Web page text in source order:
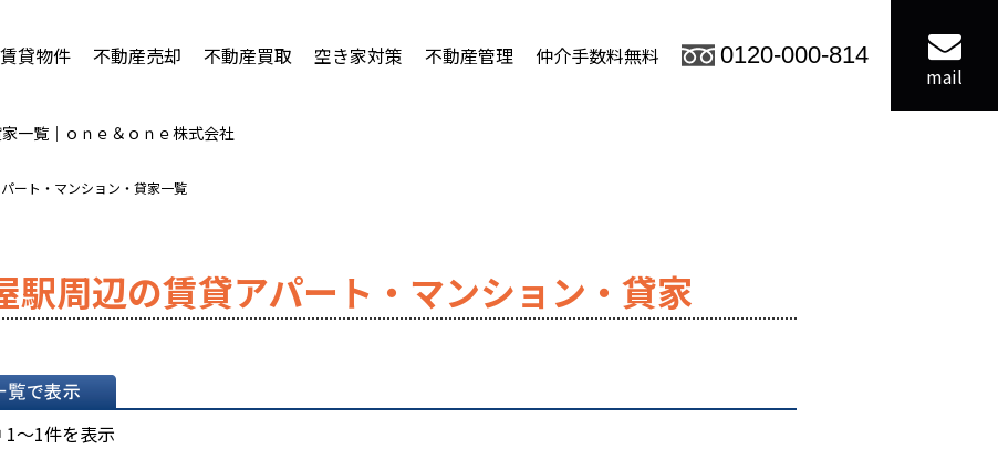
賃貸物件 不動産売却 不動産買取 空き家対策 不動産管理 仲介手数料無料 0120-000-814
mail
一覧｜ｏｎｅ＆ｏｎｅ株式会社
ート・マンション・貸家一覧
駅周辺の賃貸アパート・マンション・貸家
示
1～1件を表示